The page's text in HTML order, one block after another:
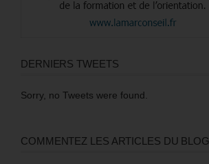
DERNIERS TWEETS
Sorry, no Tweets were found.
COMMENTEZ LES ARTICLES DU BLOG